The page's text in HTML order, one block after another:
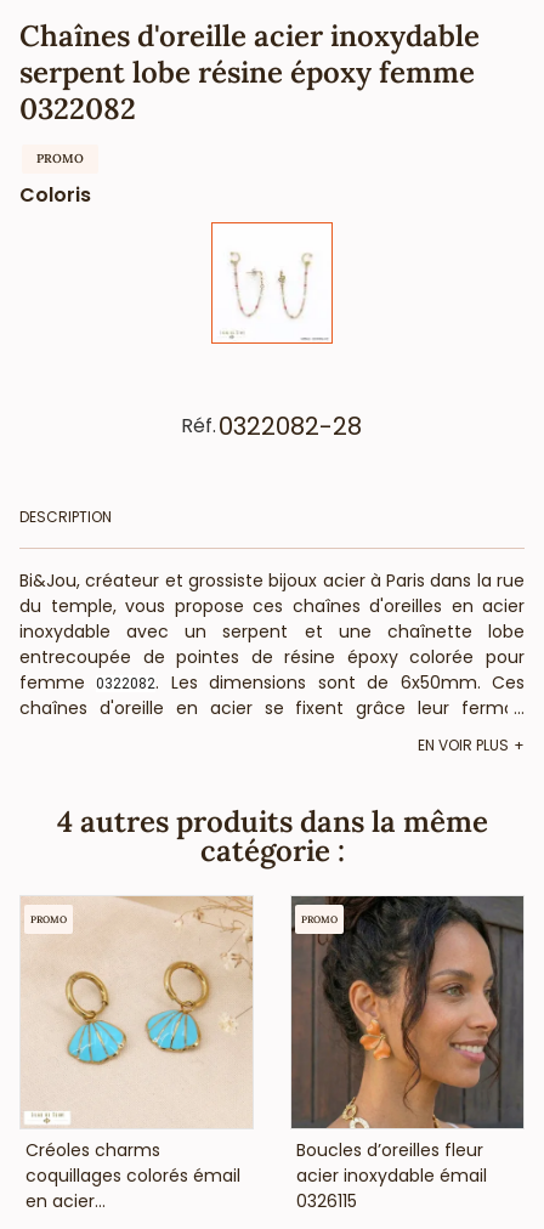
Chaînes d'oreille acier inoxydable
serpent lobe résine époxy femme
0322082
PROMO
Coloris
Réf.0322082-28
DESCRIPTION
Bi&Jou, créateur et grossiste bijoux acier à Paris dans la rue
du temple, vous propose ces chaînes d'oreilles en acier
inoxydable avec un serpent et une chaînette lobe
entrecoupée de pointes de résine époxy colorée pour
femme0322082. Les dimensions sont de 6x50mm. Ces
chaînes d'oreille en acier se fixent grâce leur fermoir
professionnels de la mode et de la beauté, vous annonce
nickel, plomb ni cadmium et sont hypoallergéniques.
...
EN VOIR PLUS
4 autres produits dans la même
catégorie :
VOIR LE PRIX
Créoles charms
coquillages colorés émail
en acier...
PROMO
VOIR LE PRIX
Boucles d’oreilles fleur
acier inoxydable émail
0326115
PROMO